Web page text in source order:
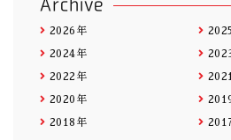
Archive
2026年
2024年
2022年
2020年
2018年